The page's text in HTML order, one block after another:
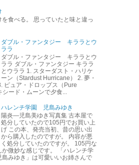
を食べる。 思っていたと味と違っ
ダブル・ファンタジー キララとウ
ララ
ダブル・ファンタジー キララとウ
ララ ダブル・ファンタジー キララ
とウララ 1. スターダスト・ハリケ
ーン（Stardust Hurricane） 2. 夢・
ピュア・ドロップス（Pure
シード・ムーンで夕食...
ハレンチ学園 児島みゆき
陽炎―児島美ゆき写真集 古本屋で
処分していたので105円でお買い上
げ この本、発売当初、昔の思い出
から購入したのですが。 内容が悪
く処分していたのですが。 105円な
か微妙な感じです。 「ハレンチ学
島みゆき」は可愛いいお姉さんで